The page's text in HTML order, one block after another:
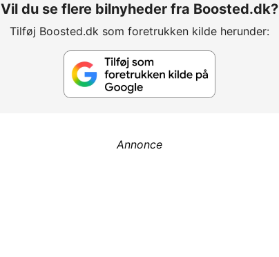
Vil du se flere bilnyheder fra Boosted.dk?
Tilføj Boosted.dk som foretrukken kilde herunder:
Annonce